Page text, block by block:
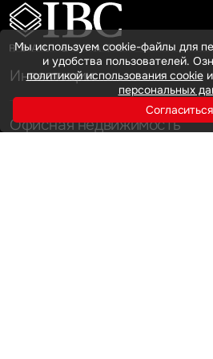
Инвестиции
Офисная недвижимость
Мы используем cookie-файлы для
и удобства пользователей.
политикой использования cookieи
персональных
Согласиться